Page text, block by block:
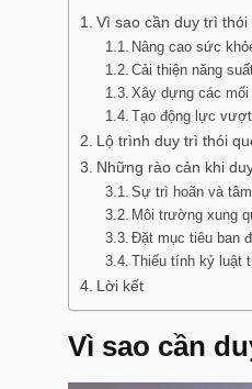
Vì sao cần duy trì
Nâng cao sức
Cải thiện năng
Xây dựng các
Tạo động lực
Lộ trình duy trì thói
Những rào cản khi
Sự trì hoãn và
Môi trường xung
Đặt mục tiêu ban
Thiếu tính kỷ luật
Lời kết
Vì sao cần